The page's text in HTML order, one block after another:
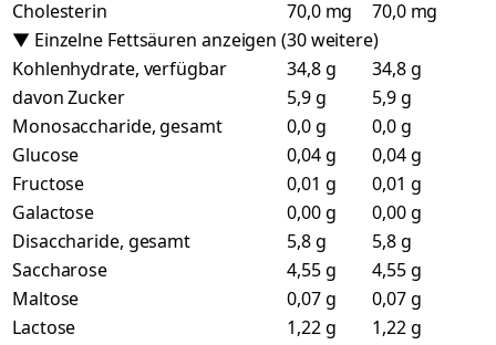
Cholesterin 70,0 mg
70,0 mg
▼ Einzelne Fettsäuren anzeigen (30 weitere)
Kohlenhydrate, verfügbar
34,8 g
34,8 g
davon Zucker
5,9 g
5,9 g
Monosaccharide, gesamt
0,0 g
0,0 g
Glucose
0,04 g
0,04 g
Fructose
0,01 g
0,01 g
Galactose
0,00 g
0,00 g
Disaccharide, gesamt
5,8 g
5,8 g
Saccharose
4,55 g
4,55 g
Maltose
0,07 g
0,07 g
Lactose
1,22 g
1,22 g